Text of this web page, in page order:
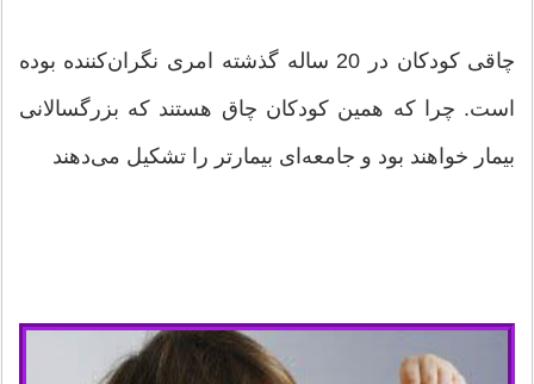
چاقی کودکان در 20 ساله گذشته امری نگران‌کننده بوده
است. چرا که همین کودکان چاق هستند که بزرگسالانی
بیمار خواهند بود و جامعه‌ای بیمارتر را تشکیل می‌دهند